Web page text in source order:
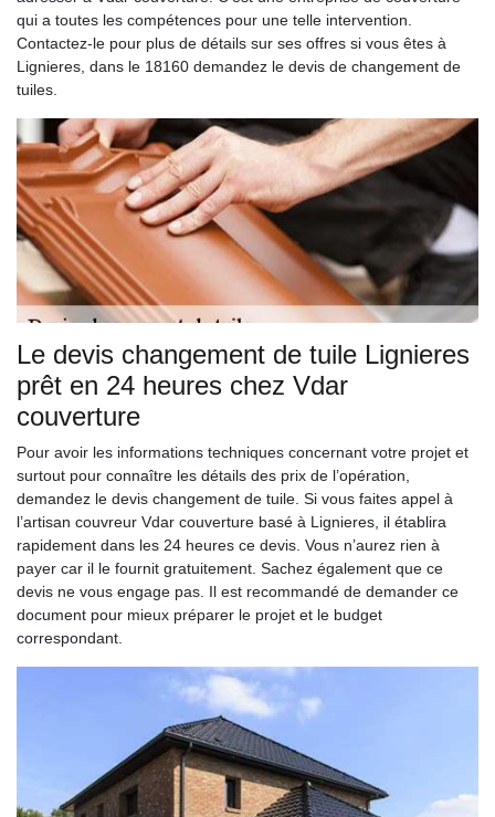
qui a toutes les compétences pour une telle intervention.
Contactez-le pour plus de détails sur ses offres si vous êtes à
Lignieres, dans le 18160 demandez le devis de changement de
tuiles.
Le devis changement de tuile Lignieres
prêt en 24 heures chez Vdar
couverture
Pour avoir les informations techniques concernant votre projet et
surtout pour connaître les détails des prix de l’opération,
demandez le devis changement de tuile. Si vous faites appel à
l’artisan couvreur Vdar couverture basé à Lignieres, il établira
rapidement dans les 24 heures ce devis. Vous n’aurez rien à
payer car il le fournit gratuitement. Sachez également que ce
devis ne vous engage pas. Il est recommandé de demander ce
document pour mieux préparer le projet et le budget
correspondant.